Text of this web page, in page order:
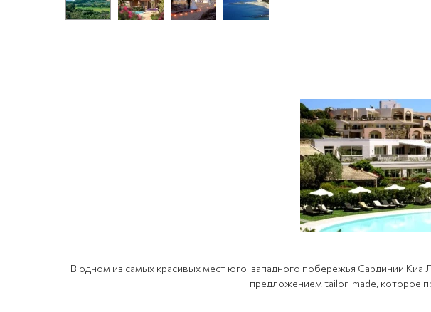
В одном из самых красивых мест юго-западного побережья Сардинии Киа
предложением tailor-made, которое